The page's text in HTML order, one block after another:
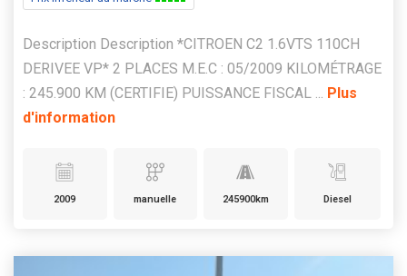
Description Description *CITROEN C2 1.6VTS 110CH
DERIVEE VP* 2 PLACES M.E.C : 05/2009 KILOMÉTRAGE
: 245.900 KM (CERTIFIE) PUISSANCE FISCAL ... Plus
d'information
2009 manuelle 245900km Diesel